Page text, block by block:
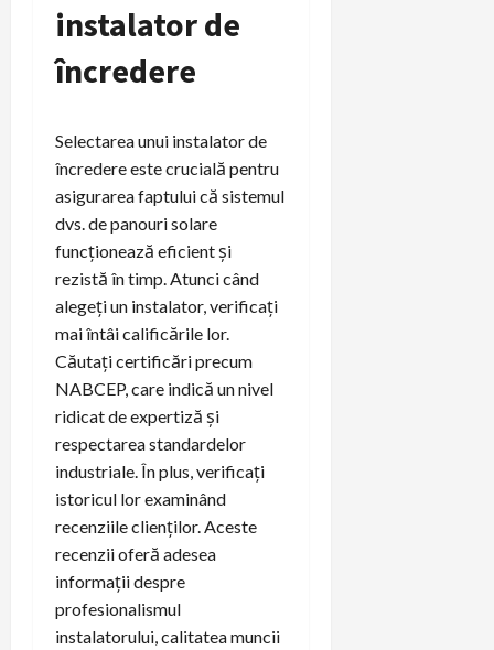
instalator de
încredere
Selectarea unui instalator de
încredere este crucială pentru
asigurarea faptului că sistemul
dvs. de panouri solare
funcționează eficient și
rezistă în timp. Atunci când
alegeți un instalator, verificați
mai întâi calificările lor.
Căutați certificări precum
NABCEP, care indică un nivel
ridicat de expertiză și
respectarea standardelor
industriale. În plus, verificați
istoricul lor examinând
recenziile clienților. Aceste
recenzii oferă adesea
informații despre
profesionalismul
instalatorului, calitatea muncii